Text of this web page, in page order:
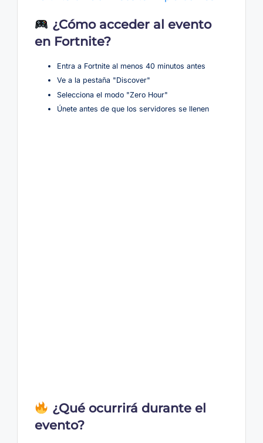
¿Cómo acceder al evento
en Fortnite?
Entra a Fortnite al menos 40 minutos antes
Ve a la pestaña "Discover"
Selecciona el modo "Zero Hour"
Únete antes de que los servidores se llenen
¿Qué ocurrirá durante el
evento?